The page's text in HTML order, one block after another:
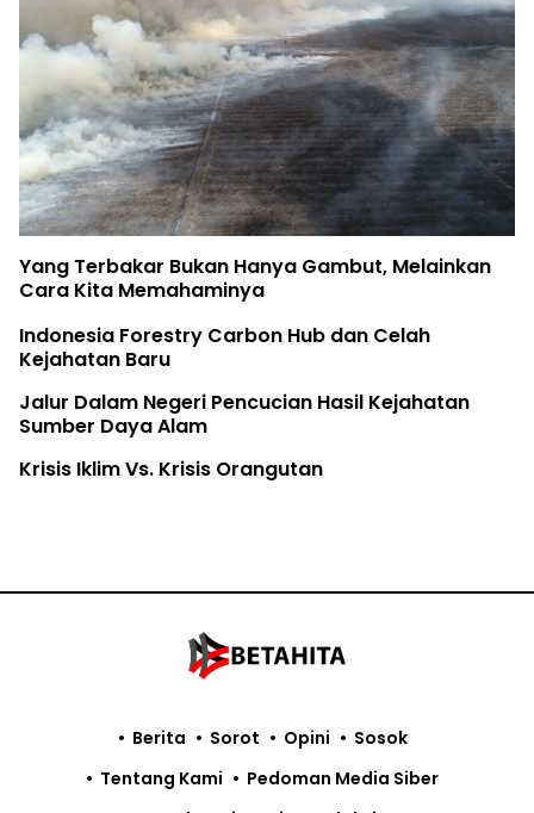
Yang Terbakar Bukan Hanya Gambut, Melainkan
Cara Kita Memahaminya
Indonesia Forestry Carbon Hub dan Celah
Kejahatan Baru
Jalur Dalam Negeri Pencucian Hasil Kejahatan
Sumber Daya Alam
Krisis Iklim Vs. Krisis Orangutan
Berita Sorot Opini
Sosok
Tentang Kami
Pedoman Media Siber